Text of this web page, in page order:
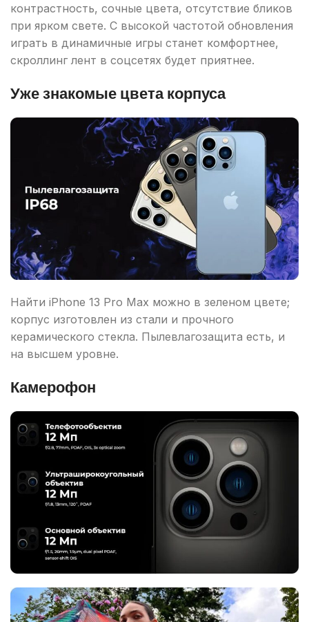
контрастность, сочные цвета, отсутствие бликов
при ярком свете. С высокой частотой обновления
играть в динамичные игры станет комфортнее,
скроллинг лент в соцсетях будет приятнее.
Уже знакомые цвета корпуса
Найти iPhone 13 Pro Max можно в зеленом цвете;
корпус изготовлен из стали и прочного
керамического стекла. Пылевлагозащита есть, и
на высшем уровне.
Камерофон